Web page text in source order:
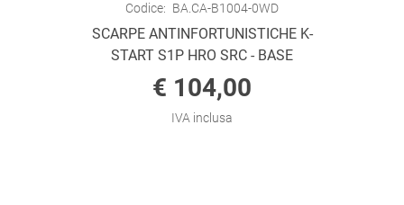
Codice: BA.CA-B1004-0WD
SCARPE ANTINFORTUNISTICHE K-
START S1P HRO SRC - BASE
€ 104,00
IVA inclusa